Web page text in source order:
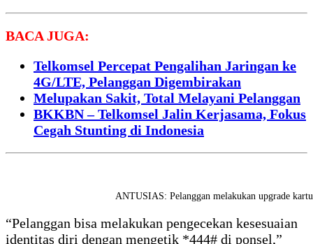
BACA JUGA:
Telkomsel Percepat Pengalihan Jaringan ke
4G/LTE, Pelanggan Digembirakan
Melupakan Sakit, Total Melayani Pelanggan
BKKBN – Telkomsel Jalin Kerjasama, Fokus
Cegah Stunting di Indonesia
ANTUSIAS: Pelanggan melakukan upgrade
“Pelanggan bisa melakukan pengecekan kesesuaian
identitas diri dengan mengetik *444# di ponsel,”